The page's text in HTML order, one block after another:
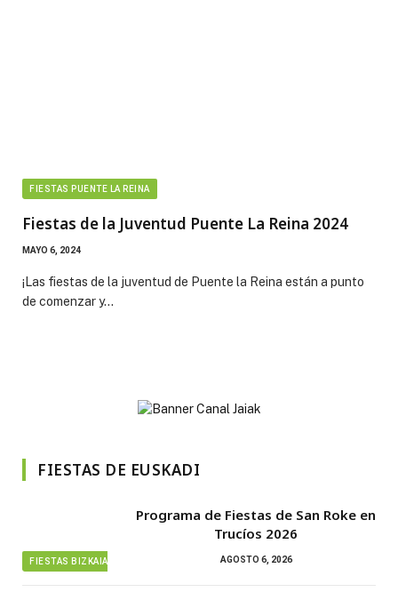
FIESTAS PUENTE LA REINA
Fiestas de la Juventud Puente La Reina 2024
MAYO 6, 2024
¡Las fiestas de la juventud de Puente la Reina están a punto
de comenzar y…
FIESTAS DE EUSKADI
FIESTAS BIZKAIA
Programa de Fiestas de San Roke en
Trucíos 2026
AGOSTO 6, 2026